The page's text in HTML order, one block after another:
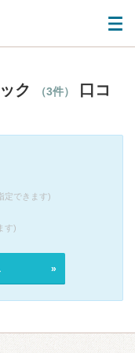
ク （3件）
口コ
定できます)
す)